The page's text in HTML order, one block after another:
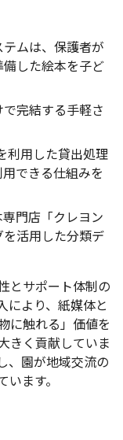
ムは、保護者が
した絵本を子ど
完結する手軽さ
利用した貸出処理
できる仕組みを
門店「クレヨン
活用した分類デ
とサポート体制の
により、紙媒体と
に触れる」価値を
きく貢献していま
、園が地域交流の
ます。